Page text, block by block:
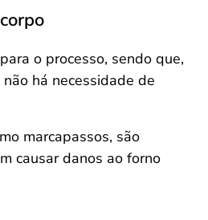
o processo, sendo que,
há necessidade de
marcapassos, são
causar danos ao forno